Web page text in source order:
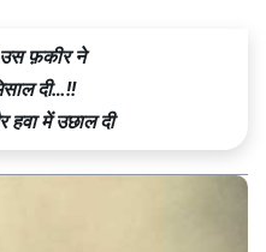
फ़कीर ने
दी…!!
हवा में उछाल दी